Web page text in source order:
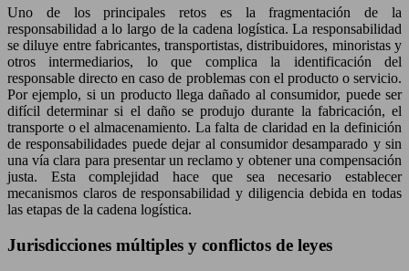
Uno de los principales retos es la fragmentación de la
responsabilidad a lo largo de la cadena logística. La responsabilidad
se diluye entre fabricantes, transportistas, distribuidores, minoristas y
otros intermediarios, lo que complica la identificación del
responsable directo en caso de problemas con el producto o servicio.
Por ejemplo, si un producto llega dañado al consumidor, puede ser
difícil determinar si el daño se produjo durante la fabricación, el
transporte o el almacenamiento. La falta de claridad en la definición
de responsabilidades puede dejar al consumidor desamparado y sin
una vía clara para presentar un reclamo y obtener una compensación
justa. Esta complejidad hace que sea necesario establecer
mecanismos claros de responsabilidad y diligencia debida en todas
las etapas de la cadena logística.
Jurisdicciones múltiples y conflictos de leyes